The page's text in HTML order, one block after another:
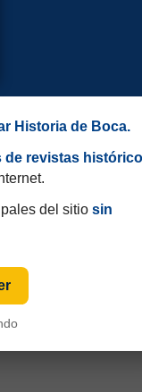
Historia de Boca.
de revistas
del sitio sin